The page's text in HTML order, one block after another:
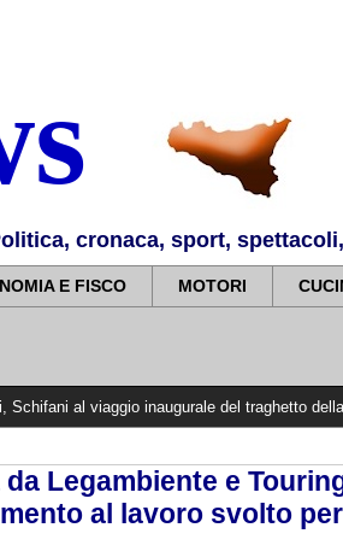
cronaca, sport,
E FISCO MOTORI
inaugurale del traghetto della Regione
Legambiente e
al lavoro svolto